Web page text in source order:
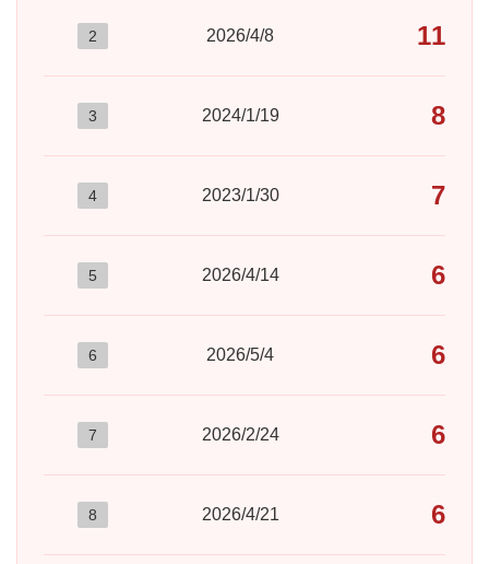
2 2026/4/8 1177
3 2024/1/19 801
4 2023/1/30 722
5 2026/4/14 689
6 2026/5/4 669
7 2026/2/24 627
8 2026/4/21 601